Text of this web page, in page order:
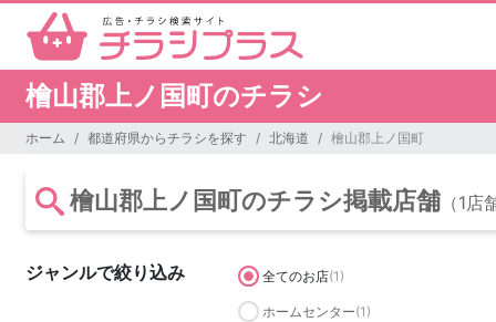
檜山郡上ノ国町のチラシ
ホーム 都道府県からチラシを探す 北海道 檜山郡上ノ国町
檜山郡上ノ国町のチラシ掲載店舗 （1店
ジャンルで絞り込み 全てのお店(1)
ホームセンター(1)